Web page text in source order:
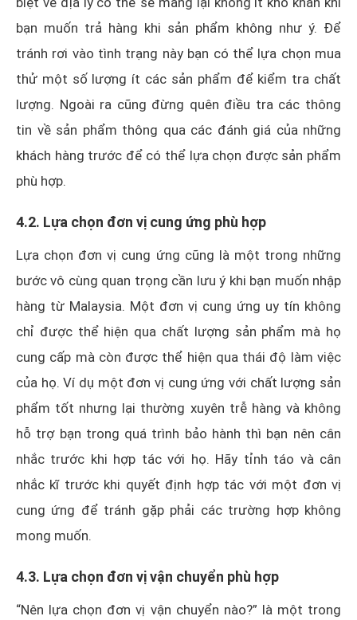
bạn muốn trả hàng khi sản phẩm không như ý. Để
tránh rơi vào tình trạng này bạn có thể lựa chọn mua
thử một số lượng ít các sản phẩm để kiểm tra chất
lượng. Ngoài ra cũng đừng quên điều tra các thông
tin về sản phẩm thông qua các đánh giá của những
khách hàng trước để có thể lựa chọn được sản phẩm
phù hợp.
4.2. Lựa chọn đơn vị cung ứng phù hợp
Lựa chọn đơn vị cung ứng cũng là một trong những
bước vô cùng quan trọng cần lưu ý khi bạn muốn nhập
hàng từ Malaysia. Một đơn vị cung ứng uy tín không
chỉ được thể hiện qua chất lượng sản phẩm mà họ
cung cấp mà còn được thể hiện qua thái độ làm việc
của họ. Ví dụ một đơn vị cung ứng với chất lượng sản
phẩm tốt nhưng lại thường xuyên trễ hàng và không
hỗ trợ bạn trong quá trình bảo hành thì bạn nên cân
nhắc trước khi hợp tác với họ. Hãy tỉnh táo và cân
nhắc kĩ trước khi quyết định hợp tác với một đơn vị
cung ứng để tránh gặp phải các trường hợp không
mong muốn.
4.3. Lựa chọn đơn vị vận chuyển phù hợp
“Nên lựa chọn đơn vị vận chuyển nào?” là một trong